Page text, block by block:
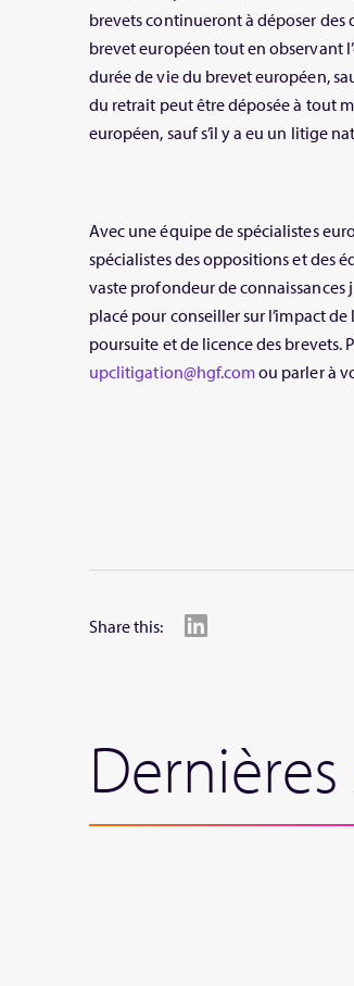
brevets continueront à déposer
brevet européen tout en observant
durée de vie du brevet européen,
du retrait peut être déposée à tout
européen, sauf s’il y a eu un litige
Avec une équipe de spécialistes
spécialistes des oppositions et des
vaste profondeur de connaissances
placé pour conseiller sur l’impact
poursuite et de licence des brevets.
upclitigation@hgf.comou parler à
Share this: